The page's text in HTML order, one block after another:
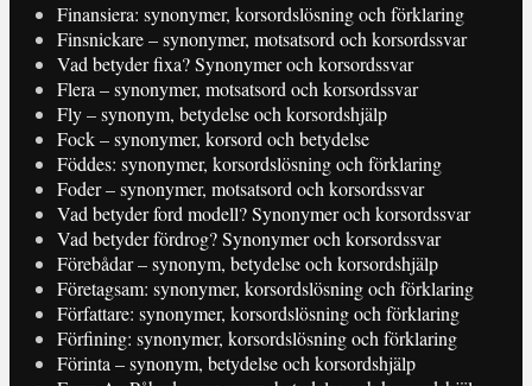
Finansiera: synonymer, korsordslösning och förklaring
Finsnickare – synonymer, motsatsord och korsordssvar
Vad betyder fixa? Synonymer och korsordssvar
Flera – synonymer, motsatsord och korsordssvar
Fly – synonym, betydelse och korsordshjälp
Fock – synonymer, korsord och betydelse
Föddes: synonymer, korsordslösning och förklaring
Foder – synonymer, motsatsord och korsordssvar
Vad betyder ford modell? Synonymer och korsordssvar
Vad betyder fördrog? Synonymer och korsordssvar
Förebådar – synonym, betydelse och korsordshjälp
Företagsam: synonymer, korsordslösning och förklaring
Författare: synonymer, korsordslösning och förklaring
Förfining: synonymer, korsordslösning och förklaring
Förinta – synonym, betydelse och korsordshjälp